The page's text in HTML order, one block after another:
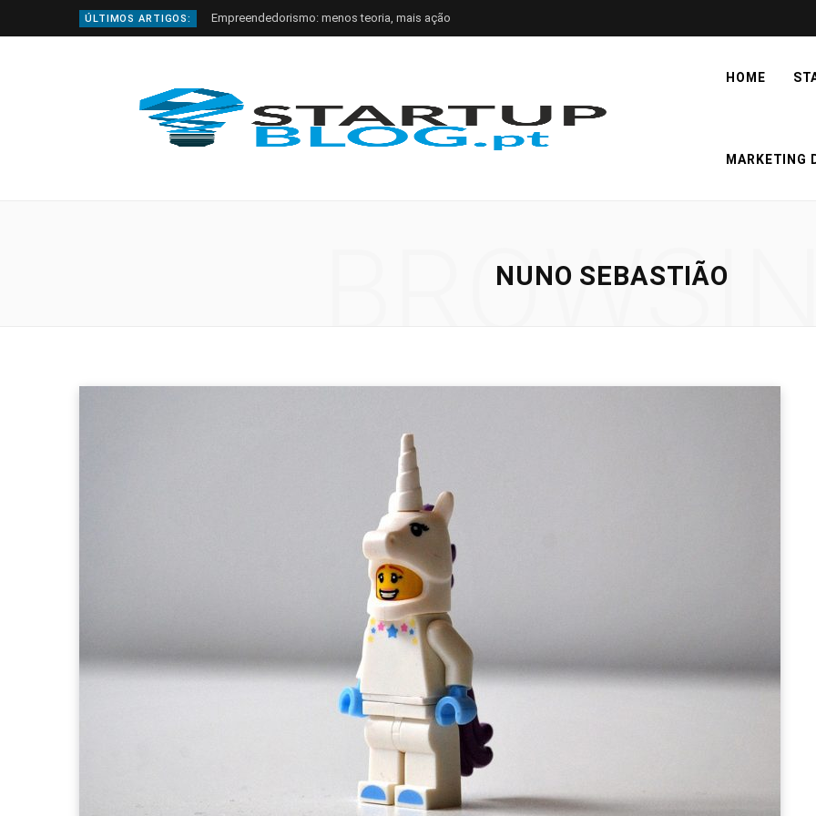
ÚLTIMOS ARTIGOS: Empreendedorismo: menos teoria, mais ação
HOME
MARKETING
NUNO SEBASTIÃO